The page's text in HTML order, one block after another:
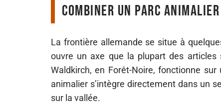
Combiner un parc
La frontière allemande se situe à
ouvre un axe que la plupart des
Waldkirch, en Forêt-Noire, fonctionne
animalier s’intègre directement dans un
sur la vallée.